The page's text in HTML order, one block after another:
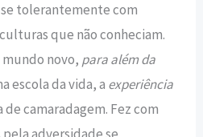
tolerantemente com
que não conheciam.
novo, para além da
escola da vida, a experiência
de camaradagem. Fez com